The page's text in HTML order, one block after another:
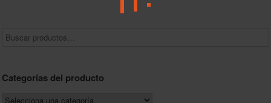
Categorías del producto